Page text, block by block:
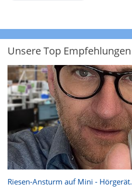
Unsere Top Empfehlungen
Riesen-Ansturm auf Mini - Hörgerät.